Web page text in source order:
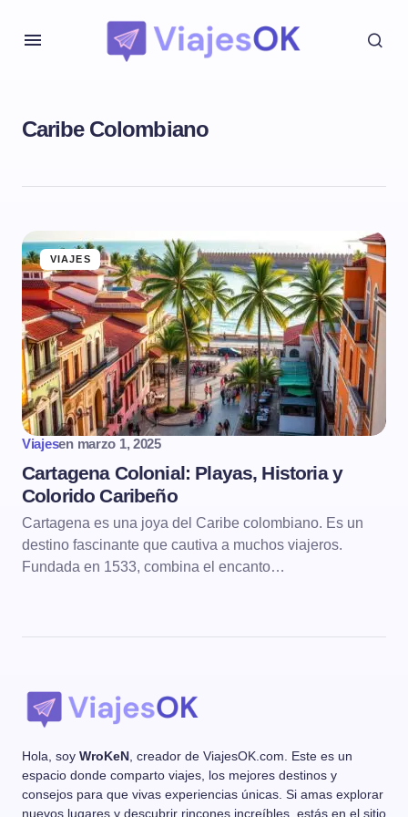
Caribe Colombiano
VIAJES
Viajesen marzo 1, 2025
Cartagena Colonial: Playas, Historia y
Colorido Caribeño
Cartagena es una joya del Caribe colombiano. Es un
destino fascinante que cautiva a muchos viajeros.
Fundada en 1533, combina el encanto…
Hola, soy WroKeN , creador de ViajesOK.com. Este es un
espacio donde comparto viajes, los mejores destinos y
consejos para que vivas experiencias únicas. Si amas explorar
nuevos lugares y descubrir rincones increíbles, estás en el sitio